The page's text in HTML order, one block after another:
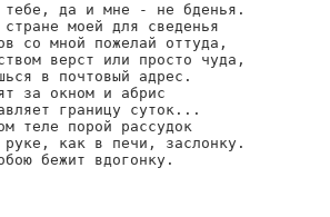
тебе, да и мне - не бденья.
моей для сведенья
со мной пожелай оттуда,
верст или просто чуда,
в почтовый адрес.
за окном и абрис
границу суток...
теле порой рассудок
руке, как в печи, заслонку.
бежит вдогонку.